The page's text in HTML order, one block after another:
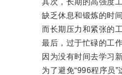
其次，长期的高强度工
缺乏休息和锻炼的时间
而长期压力和紧张的工
最后，过于忙碌的工作
因为没有时间去学习新
为了避免“996程序员”